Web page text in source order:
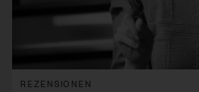
REZENSIONEN